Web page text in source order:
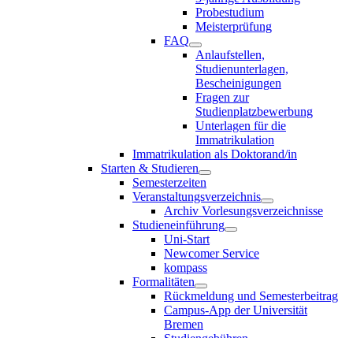
Probestudium
Meisterprüfung
FAQ
Anlaufstellen,
Studienunterlagen,
Bescheinigungen
Fragen zur
Studienplatzbewerbung
Unterlagen für die
Immatrikulation
Immatrikulation als Doktorand/in
Starten & Studieren
Semesterzeiten
Veranstaltungsverzeichnis
Archiv Vorlesungsverzeichnisse
Studieneinführung
Uni-Start
Newcomer Service
kompass
Formalitäten
Rückmeldung und Semesterbeitrag
Campus-App der Universität
Bremen